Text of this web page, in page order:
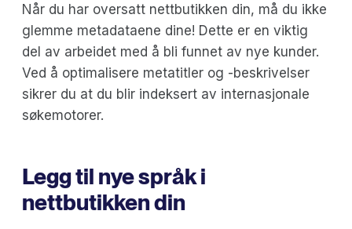
Når du har oversatt nettbutikken din, må du ikke
glemme metadataene dine! Dette er en viktig
del av arbeidet med å bli funnet av nye kunder.
Ved å optimalisere metatitler og -beskrivelser
sikrer du at du blir indeksert av internasjonale
søkemotorer.
Legg til nye språk i
nettbutikken din